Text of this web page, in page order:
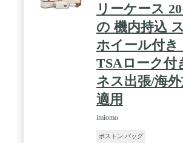
リーケース
の 機内持込
ホイール付き
TSAローク付
ネス出張/海
適用
imiomo
ボストン バッグ